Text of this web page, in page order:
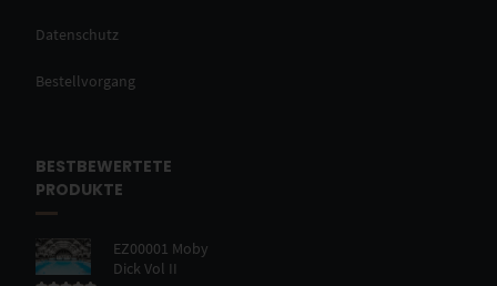
Datenschutz
Bestellvorgang
BESTBEWERTETE
PRODUKTE
EZ00001 Moby
Dick Vol II